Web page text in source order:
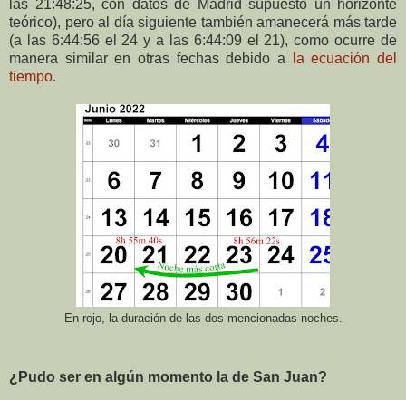
las 21:48:25, con datos de Madrid supuesto un horizonte
teórico), pero al día siguiente también amanecerá más tarde
(a las 6:44:56 el 24 y a las 6:44:09 el 21), como ocurre de
manera similar en otras fechas debido a
la ecuación del
tiempo.
En rojo, la duración de las dos mencionadas noches.
¿Pudo ser en algún momento la de San Juan?